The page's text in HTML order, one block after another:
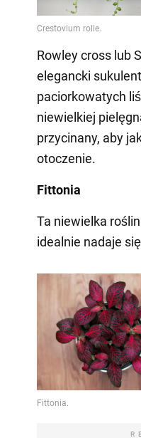
Rowley cross lub
elegancki
paciorkowatych
niewielkiej
przycinany, aby
otoczenie.
Fittonia
Ta niewielka
idealnie nadaje